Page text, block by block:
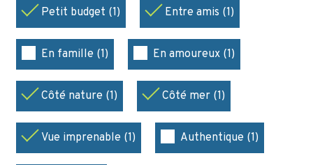
Petit budget (1) Entre amis (1)
En famille (1) En amoureux (1)
Côté nature (1) Côté mer (1)
Vue imprenable (1) Authentique (1)